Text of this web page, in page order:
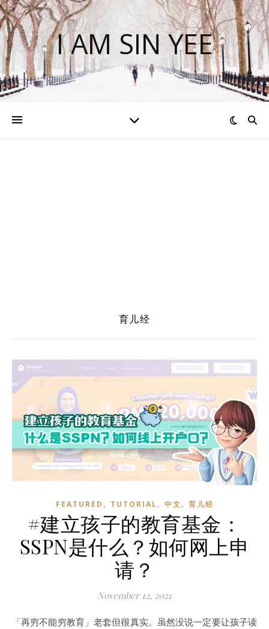
I AM SIN YEE
育儿经
FEATURED , TUTORIAL, 中文, 育儿经
#建立孩子的教育基金：
SSPN是什么？如何网上申
请？
November 12, 2021
「再穷不能穷教育」老套但很真实。虽然没说一定要让孩子读